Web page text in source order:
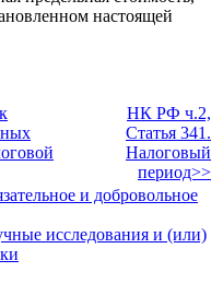
настоящей
НК РФ ч.2,
Статья 341.
Налоговый
период>>
и добровольное
исследования и (или)